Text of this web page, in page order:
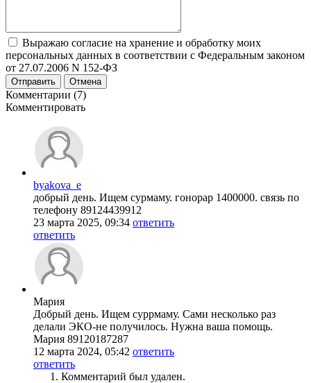
Выражаю согласие на хранение и обработку моих
персональных данных в соответствии с Федеральным законом
от 27.07.2006 N 152-ФЗ
Отправить Отмена
Комментарии (7)
Комментировать
byakova_e
добрый день. Ищем сурмаму. гонорар 1400000. связь по
телефону 89124439912
23 марта 2025, 09:34 ответить
ответить
Мария
Добрый день. Ищем суррмаму. Сами несколько раз
делали ЭКО-не получилось. Нужна ваша помощь.
Мария 89120187287
12 марта 2024, 05:42 ответить
ответить
Комментарий был удален.